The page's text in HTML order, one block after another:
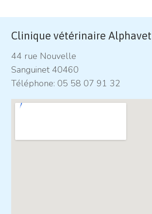
Clinique vétérinaire Alphavet
44 rue Nouvelle
Sanguinet 40460
Téléphone: 05 58 07 91 32